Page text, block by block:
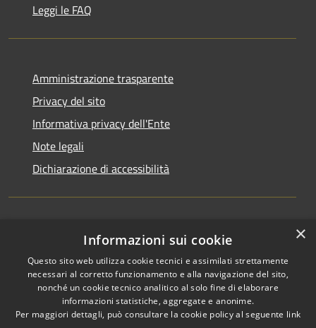
Leggi le FAQ
Amministrazione trasparente
Privacy del sito
Informativa privacy dell'Ente
Note legali
Dichiarazione di accessibilità
Newsletter
RSS
Copyright © 2026 • Comune di
×
Informazioni sui cookie
Questo sito web utilizza cookie tecnici e assimilati strettamente
necessari al corretto funzionamento e alla navigazione del sito,
nonché un cookie tecnico analitico al solo fine di elaborare
informazioni statistiche, aggregate e anonime.
Per maggiori dettagli, può consultare la cookie policy al seguente link